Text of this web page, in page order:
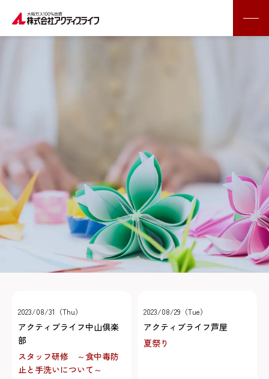
2023/08/31（Thu）
アクティブライフ中山倶楽
部
スタッフ研修 ～食中毒防
止と手洗いについて～
2023/08/29（Tue）
アクティブライフ芦屋
夏祭り